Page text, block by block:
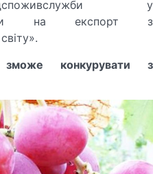
у
на експорт з
зможе конкурувати з